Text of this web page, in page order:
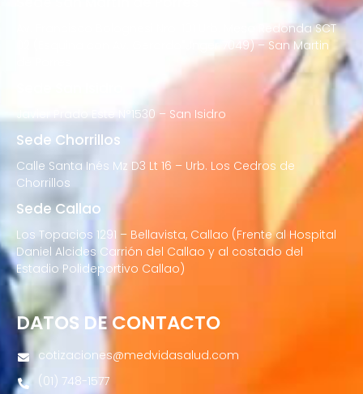
Av. Francisco Bolognesi Nro. 101 Urb. Mesa Redonda SCT
02 (Esquina con Av. Gerardo Unger 7049) – San Martin
Javier Prado Este N°1530 – San Isidro
Sede Chorrillos
Calle Santa Inés Mz D3 Lt 16 – Urb. Los Cedros de
Chorrillos
Sede Callao
Los Topacios 1291 – Bellavista, Callao (Frente al Hospital
Daniel Alcides Carrión del Callao y al costado del
Estadio Polideportivo Callao)
DATOS DE CONTACTO
cotizaciones@medvidasalud.com
(01) 748-1577